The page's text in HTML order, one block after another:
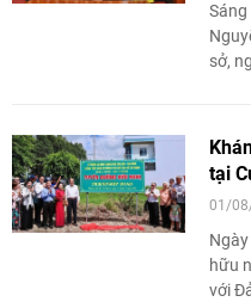
Sáng
sở,
đoàn.
tại
01/
hữu
với